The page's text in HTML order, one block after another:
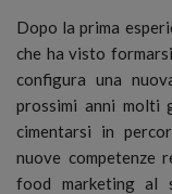
Dopo la prima
che ha visto
configura una
prossimi anni molti
cimentarsi in
nuove competenze
food marketing al